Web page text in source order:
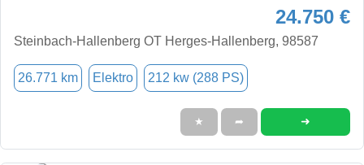
24.750 €
Steinbach-Hallenberg OT Herges-Hallenberg, 98587
26.771 km Elektro 212 kw (288 PS)
★ ➦ ➜